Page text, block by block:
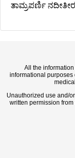
ತಾಮ್ರಪರ್ಣಿ ನದೀತೀರದ
All the
informational
Unauthorized use and/
written permission